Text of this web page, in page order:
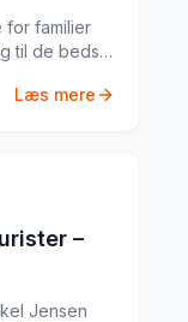
familier
til de bedste
Læs mere
–
Jensen